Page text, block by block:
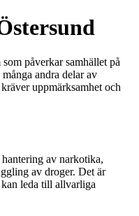
påverkar samhället på
andra delar av
uppmärksamhet och
av narkotika,
av droger. Det är
leda till allvarliga